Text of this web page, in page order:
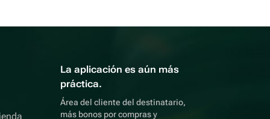
La aplicación es aún más
práctica.
Área del cliente del destinatario,
más bonos por compras y